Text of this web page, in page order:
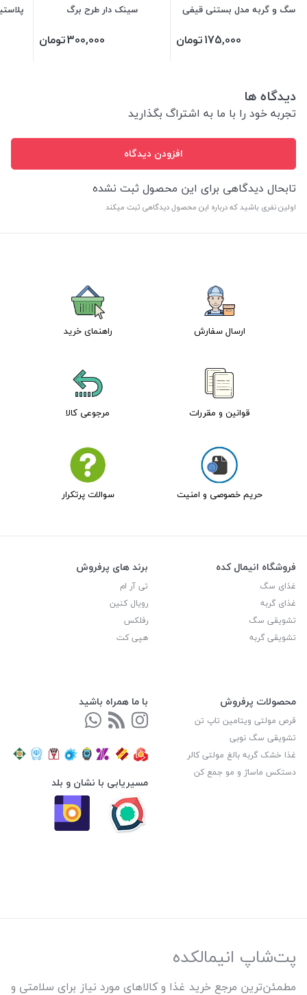
سگ و گربه مدل بستنی قیفی
175,000تومان
سینک دار طرح برگ
300,000تومان
دیدگاه ها
تجربه خود را با ما به اشتراگ بگذارید
افزودن دیدگاه
تابحال دیدگاهی برای این محصول ثبت نشده
اولین نفری باشید که درباره این محصول دیدگاهی ثبت میکند
ارسال سفارش راهنمای خرید
قوانین و مقررات مرجوعی کالا
حریم خصوصی و امنیت سوالات پرتکرار
فروشگاه انیمال کده
غذای سگ
غذای گربه
تشویقی سگ
تشویقی گربه
برند های پرفروش
تی آر ام
رویال کنین
رفلکس
هپی کت
محصولات پرفروش
قرص مولتی ویتامین تاپ تن
تشویقی سگ نوبی
غذا خشک گربه بالغ مولتی کالر
دستکس ماساژ و مو جمع کن
با ما همراه باشید
مسیریابی با نشان و بلد
پت‌شاپ انیمالکده
مطمئن‌ترین مرجع خرید غذا و کالاهای مورد نیاز برای سلامتی و